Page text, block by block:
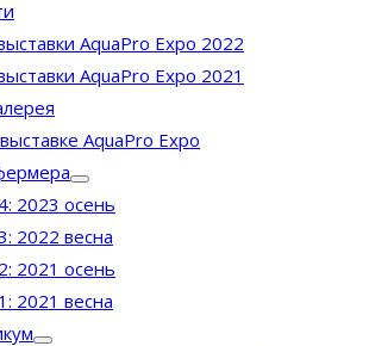
AquaPro Expo 2022
AquaPro Expo 2021
AquaPro Expo
2023 осень
2022 весна
2021 осень
2021 весна